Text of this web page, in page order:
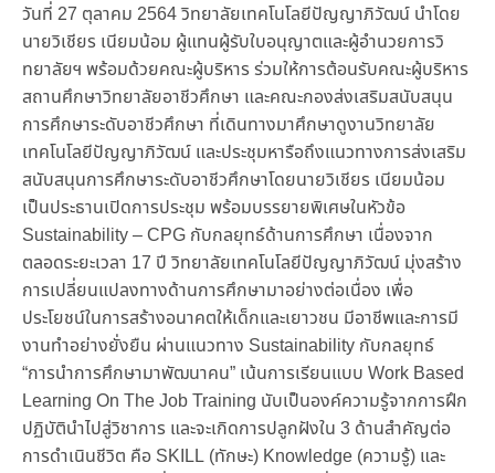
วันที่ 27 ตุลาคม 2564 วิทยาลัยเทคโนโลยีปัญญาภิวัฒน์ นำโดย
นายวิเชียร เนียมน้อม ผู้แทนผู้รับใบอนุญาตและผู้อำนวยการวิ
ทยาลัยฯ พร้อมด้วยคณะผู้บริหาร ร่วมให้การต้อนรับคณะผู้บริหาร
สถานศึกษาวิทยาลัยอาชีวศึกษา และคณะกองส่งเสริมสนับสนุน
การศึกษาระดับอาชีวศึกษา ที่เดินทางมาศึกษาดูงานวิทยาลัย
เทคโนโลยีปัญญาภิวัฒน์ และประชุมหารือถึงแนวทางการส่งเสริม
สนับสนุนการศึกษาระดับอาชีวศึกษาโดยนายวิเชียร เนียมน้อม
เป็นประธานเปิดการประชุม พร้อมบรรยายพิเศษในหัวข้อ
Sustainability – CPG กับกลยุทธ์ด้านการศึกษา เนื่องจาก
ตลอดระยะเวลา 17 ปี วิทยาลัยเทคโนโลยีปัญญาภิวัฒน์ มุ่งสร้าง
การเปลี่ยนแปลงทางด้านการศึกษามาอย่างต่อเนื่อง เพื่อ
ประโยชน์ในการสร้างอนาคตให้เด็กและเยาวชน มีอาชีพและการมี
งานทำอย่างยั่งยืน ผ่านแนวทาง Sustainability กับกลยุทธ์
“การนำการศึกษามาพัฒนาคน” เน้นการเรียนแบบ Work Based
Learning On The Job Training นับเป็นองค์ความรู้จากการฝึก
ปฏิบัตินำไปสู่วิชาการ และจะเกิดการปลูกฝังใน 3 ด้านสำคัญต่อ
การดำเนินชีวิต คือ SKILL (ทักษะ) Knowledge (ความรู้) และ